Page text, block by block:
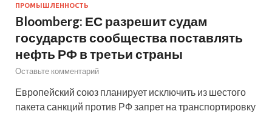
ПРОМЫШЛЕННОСТЬ
Bloomberg: ЕС разрешит судам
государств сообщества поставлять
нефть РФ в третьи страны
Оставьте комментарий
Европейский союз планирует исключить из шестого
пакета санкций против РФ запрет на транспортировку